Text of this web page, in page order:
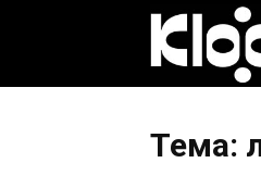
Тема: